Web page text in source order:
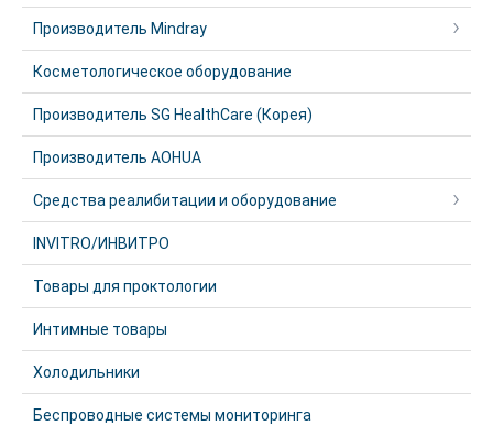
Производитель Mindray
Косметологическое оборудование
Производитель SG HealthCare (Корея)
Производитель AOHUA
Средства реалибитации и оборудование
INVITRO/ИНВИТРО
Товары для проктологии
Интимные товары
Холодильники
Беспроводные системы мониторинга